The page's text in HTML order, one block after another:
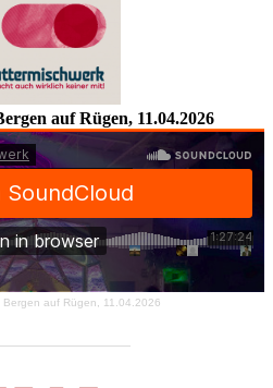
auf Rügen, 11.04.2026
Bergen auf Rügen, 11.04.2026